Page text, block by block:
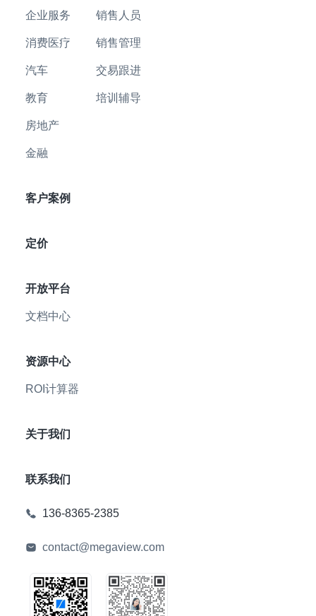
企业服务
消费医疗
汽车
教育
房地产
金融
销售人员
销售管理
交易跟进
培训辅导
客户案例
定价
开放平台
文档中心
资源中心
ROI计算器
关于我们
联系我们
136-8365-2385
contact@megaview.com